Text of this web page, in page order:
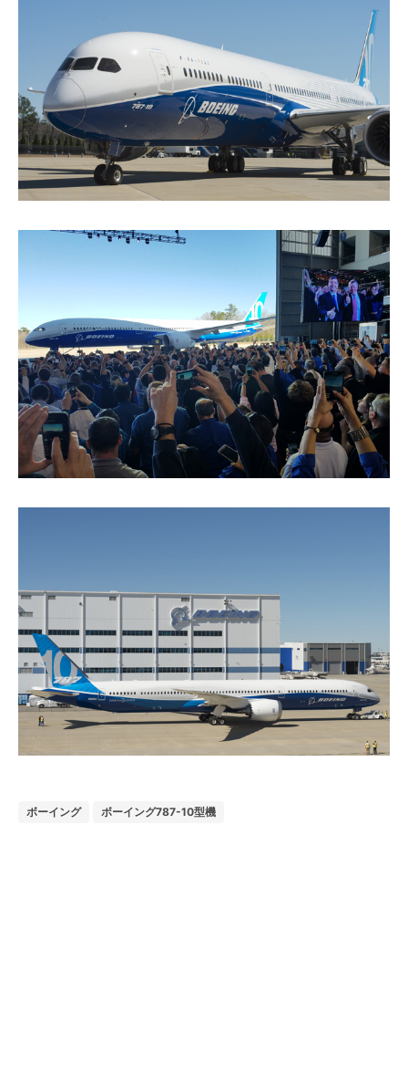
ボーイング ボーイング787-10型機